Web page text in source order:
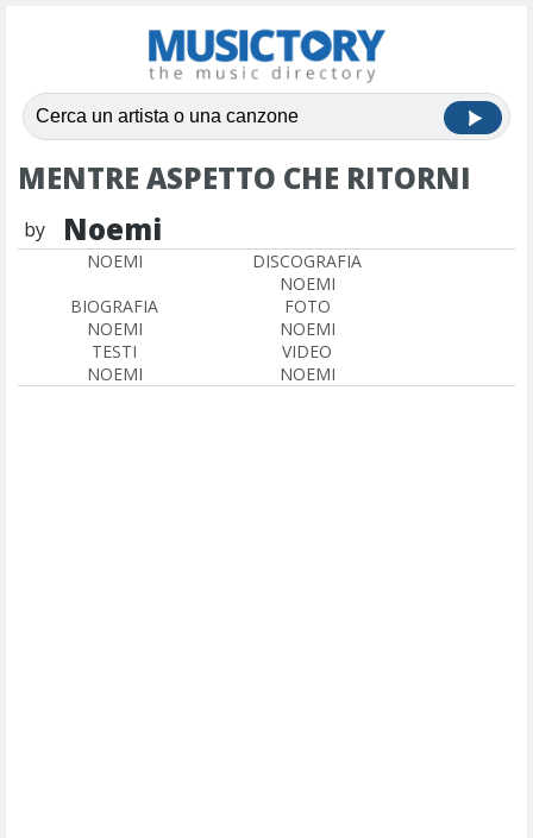
MENTRE ASPETTO CHE RITORNI
by Noemi
NOEMI
DISCOGRAFIA
NOEMI
BIOGRAFIA
NOEMI
FOTO
NOEMI
TESTI
NOEMI
VIDEO
NOEMI